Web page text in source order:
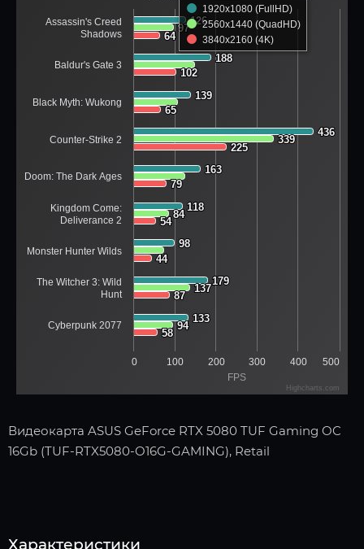
FPS
126
126
188
188
139
139
436
436
163
163
118
118
98
98
179
179
133
133
97
97
339
339
84
84
137
137
94
94
64
64
102
102
65
65
225
225
79
79
54
54
44
44
87
87
58
58
1920x1080 (FullHD)
2560x1440 (QuadHD)
3840x2160 (4K)
0 100 200 300 400 500
Assassin's Creed
Shadows
Baldur's Gate 3
Black Myth: Wukong
Counter-Strike 2
Doom: The Dark Ages
Kingdom Come:
Deliverance 2
Monster Hunter Wilds
The Witcher 3: Wild
Hunt
Cyberpunk 2077
Highcharts.com
Видеокарта ASUS GeForce RTX 5080 TUF Gaming OC
16Gb (TUF-RTX5080-O16G-GAMING), Retail
Характеристики